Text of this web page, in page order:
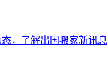
，了解出国搬家新讯息